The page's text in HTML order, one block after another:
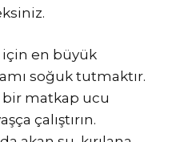
için en büyük
soğuk tutmaktır.
bir matkap ucu
çalıştırın.